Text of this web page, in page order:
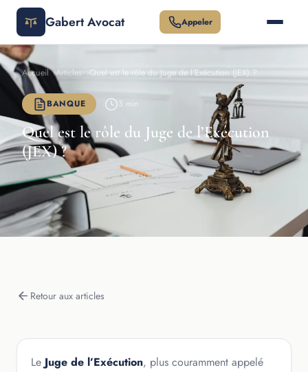
Gabert Avocat Appeler
Accueil ›Articles ›Quel est le rôle du Juge de l’Exécution (JEX) ?
BANQUE 3 min
Quel est le rôle du Juge de l’Exécution
(JEX) ?
Retour aux articles
Le Juge de l’Exécution, plus couramment appelé